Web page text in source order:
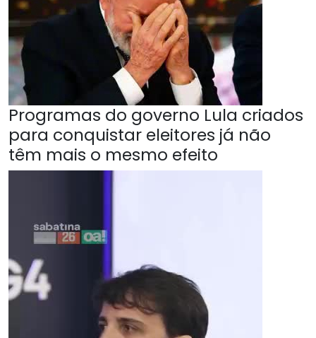
Programas do governo Lula criados
para conquistar eleitores já não
têm mais o mesmo efeito